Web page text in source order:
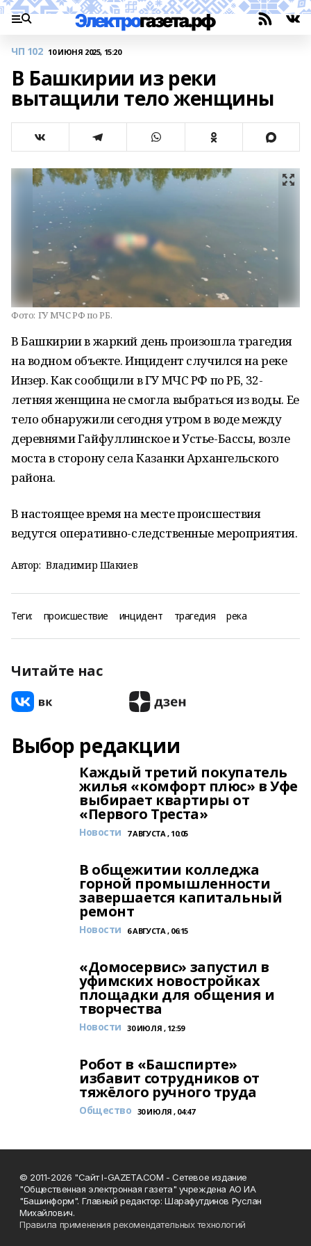
ЧП 102 10 ИЮНЯ 2025, 15:20
В Башкирии из реки
вытащили тело женщины
Фото: ГУ МЧС РФ по РБ.
В Башкирии в жаркий день произошла трагедия
на водном объекте. Инцидент случился на реке
Инзер. Как сообщили в ГУ МЧС РФ по РБ, 32-
летняя женщина не смогла выбраться из воды. Ее
тело обнаружили сегодня утром в воде между
деревнями Гайфуллинское и Устье-Бассы, возле
моста в сторону села Казанки Архангельского
района.
В настоящее время на месте происшествия
ведутся оперативно-следственные мероприятия.
Автор: Владимир Шакиев
Теги: происшествие инцидент трагедия река
Читайте нас
Выбор редакции
Каждый третий покупатель
жилья «комфорт плюс» в Уфе
выбирает квартиры от
«Первого Треста»
Новости 7 АВГУСТА , 10:05
В общежитии колледжа
горной промышленности
завершается капитальный
ремонт
Новости 6 АВГУСТА , 06:15
«Домосервис» запустил в
уфимских новостройках
площадки для общения и
творчества
Новости 30 ИЮЛЯ , 12:59
Робот в «Башспирте»
избавит сотрудников от
тяжёлого ручного труда
Общество 30 ИЮЛЯ , 04:47
© 2011-2026 "Сайт I-GAZETA.COM - Сетевое издание
"Общественная электронная газета" учреждена АО ИА
"Башинформ". Главный редактор: Шарафутдинов Руслан
Михайлович.
Правила применения рекомендательных технологий